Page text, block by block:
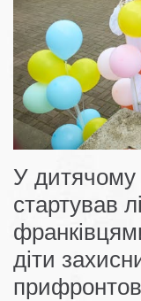
У дитячому
стартував
діти